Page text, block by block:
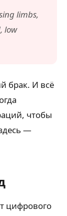
limbs,
low
брак. И всё
чтобы
—
цифрового